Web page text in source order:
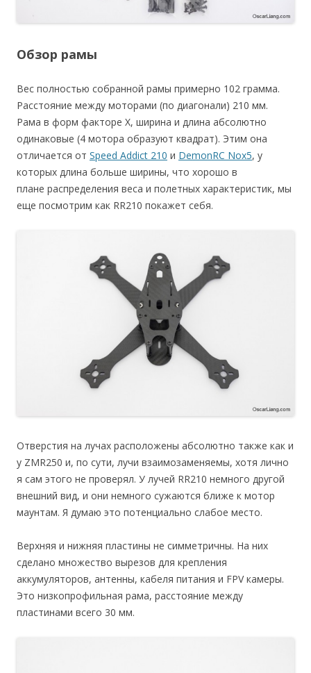
Обзор рамы
Вес полностью собранной рамы примерно 102 грамма.
Расстояние между моторами (по диагонали) 210 мм.
Рама в форм факторе Х, ширина и длина абсолютно
одинаковые (4 мотора образуют квадрат). Этим она
отличается от Speed Addict 210 и DemonRC Nox5, у
которых длина больше ширины, что хорошо в
плане распределения веса и полетных характеристик, мы
еще посмотрим как RR210 покажет себя.
Отверстия на лучах расположены абсолютно также как и
у ZMR250 и, по сути, лучи взаимозаменяемы, хотя лично
я сам этого не проверял. У лучей RR210 немного другой
внешний вид, и они немного сужаются ближе к мотор
маунтам. Я думаю это потенциально слабое место.
Верхняя и нижняя пластины не симметричны. На них
сделано множество вырезов для крепления
аккумуляторов, антенны, кабеля питания и FPV камеры.
Это низкопрофильная рама, расстояние между
пластинами всего 30 мм.